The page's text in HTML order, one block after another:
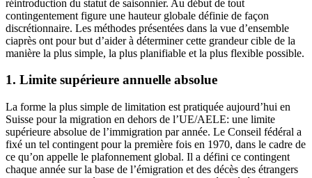
réintroduction du statut de saisonnier. Au début de tout
contingentement figure une hauteur globale définie de façon
discrétionnaire. Les méthodes présentées dans la vue d’ensemble
ciaprès ont pour but d’aider à déterminer cette grandeur cible de la
manière la plus simple, la plus planifiable et la plus flexible possible.
1. Limite supérieure annuelle absolue
La forme la plus simple de limitation est pratiquée aujourd’hui en
Suisse pour la migration en dehors de l’UE/AELE: une limite
supérieure absolue de l’immigration par année. Le Conseil fédéral a
fixé un tel contingent pour la première fois en 1970, dans le cadre de
ce qu’on appelle le plafonnement global. Il a défini ce contingent
chaque année sur la base de l’émigration et des décès des étrangers